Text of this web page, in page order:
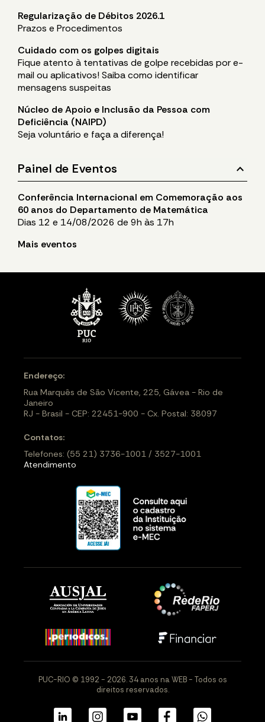
Regularização de Débitos 2026.1
Prazos e Procedimentos
Cuidado com os golpes digitais
Fique atento à tentativas de golpe recebidas por e-
mail ou aplicativos! Saiba como identificar
mensagens suspeitas
Núcleo de Apoio e Inclusão da Pessoa com
Deficiência (NAIPD)
Seja voluntário e faça a diferença!
Painel de Eventos stat_minus_1
Conferência Internacional em Comemoração aos
60 anos do Departamento de Matemática
Dias 12 e 14/08/2026 de 9h às 17h
Mais eventos